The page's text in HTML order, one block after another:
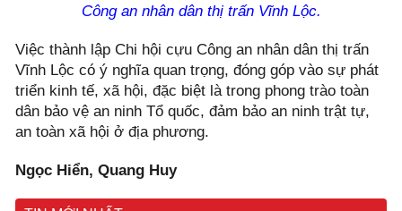
Công an nhân dân thị trấn Vĩnh Lộc.
Việc thành lập Chi hội cựu Công an nhân dân thị trấn
Vĩnh Lộc có ý nghĩa quan trọng, đóng góp vào sự phát
triển kinh tế, xã hội, đặc biệt là trong phong trào toàn
dân bảo vệ an ninh Tổ quốc, đảm bảo an ninh trật tự,
an toàn xã hội ở địa phương.
Ngọc Hiển, Quang Huy